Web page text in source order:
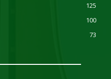
125
100
73